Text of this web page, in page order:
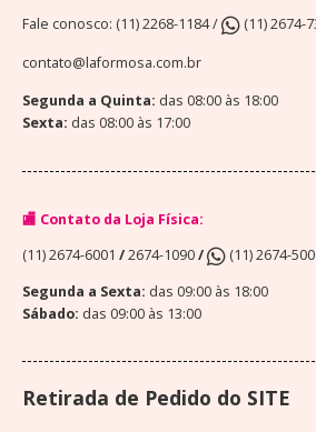
Fale conosco: (11) 2268-1184 /
(11) 2674-
contato@laformosa.com.br
Segunda a Quinta: das 08:00 às 18:00
Sexta: das 08:00 às 17:00
🏬 Contato da Loja Física:
(11) 2674-6001 /2674-1090/
(11) 2674-
Segunda a Sexta: das 09:00 às 18:00
Sábado: das 09:00 às 13:00
Retirada de Pedido do SITE